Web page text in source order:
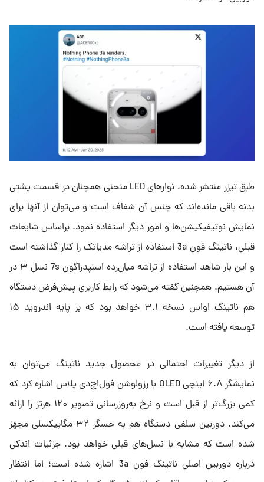
طبق تیزر منتشر شده، نوارهای LED منحنی همچنان در قسمت پشتی
بدنه باقی مانده‌اند که جنس آن شفاف است و می‌توان از آنها برای
نمایش نوتیفیکیشن‌ها و امور دیگر استفاده نمود. براساس شایعات
قبلی، ناتینگ فون 3a استفاده از تراشه مدیاتک را کنار گذاشته است
و این بار شاهد استفاده از تراشه میان‌رده اسنپدراگون 7s نسل ۳ در
آن هستیم. همچنین گفته می‌شود که رابط کاربری پیش‌فرض دستگاه
هم ناتینگ اواس نسخه ۳.۱ خواهد بود که بر پایه اندروید ۱۵
توسعه یافته است.
از دیگر تغییرات احتمالی در محصول جدید ناتینگ می‌توان به
نمایشگر ۶.۸ اینچی OLED با رزولوشن فول‌اچ‌دی پلاس اشاره کرد که
کمی بزرگ‌تر از قبل است و نرخ به‌روزرسانی تصویر ۱۲۰ هرتز را ارائه
می‌کند. دوربین سلفی دستگاه هم به حسگر ۳۲ مگاپیکسلی مجهز
شده است که مشابه با نسل‌های قبلی خواهد بود. جزئیات اندکی
درباره دوربین اصلی ناتینگ فون 3a اشاره شده است؛ اما انتظار